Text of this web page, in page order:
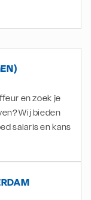
en zoek je
Wij bieden
salaris en kans